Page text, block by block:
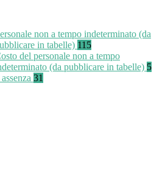
non a tempo indeterminato (da
in tabelle) 115
del personale non a tempo
(da pubblicare in tabelle) 5
31